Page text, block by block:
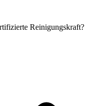
Reinigungskraft?